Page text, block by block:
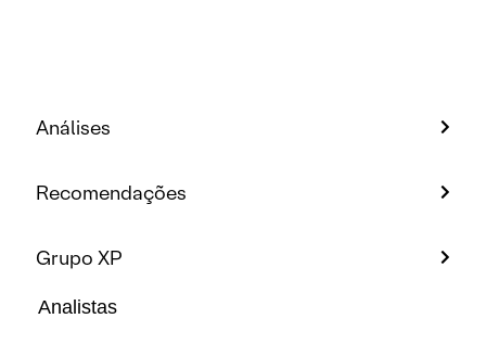
Análises
Recomendações
Grupo XP
Analistas